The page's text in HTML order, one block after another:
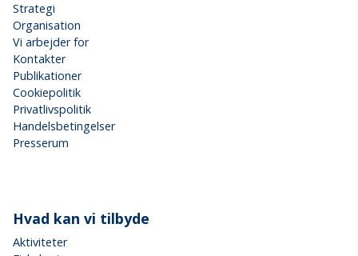
Strategi
Organisation
Vi arbejder for
Kontakter
Publikationer
Cookiepolitik
Privatlivspolitik
Handelsbetingelser
Presserum
Hvad kan vi tilbyde
Aktiviteter